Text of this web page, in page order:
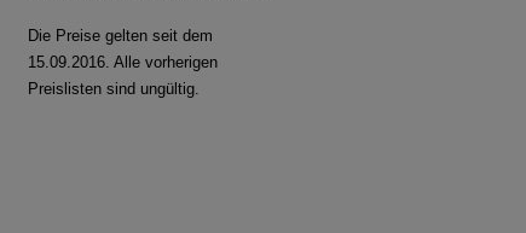
Die Preise gelten seit dem
15.09.2016. Alle vorherigen
Preislisten sind ungültig.